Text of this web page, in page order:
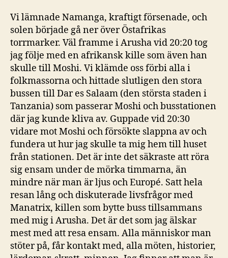
Vi lämnade Namanga, kraftigt försenade, och
solen började gå ner över Östafrikas
torrmarker. Väl framme i Arusha vid 20:20 tog
jag följe med en afrikansk kille som även han
skulle till Moshi. Vi klämde oss förbi alla i
folkmassorna och hittade slutligen den stora
bussen till Dar es Salaam (den största staden i
Tanzania) som passerar Moshi och busstationen
där jag kunde kliva av. Guppade vid 20:30
vidare mot Moshi och försökte slappna av och
fundera ut hur jag skulle ta mig hem till huset
från stationen. Det är inte det säkraste att röra
sig ensam under de mörka timmarna, än
mindre när man är ljus och Europé. Satt hela
resan lång och diskuterade livsfrågor med
Manatrix, killen som bytte buss tillsammans
med mig i Arusha. Det är det som jag älskar
mest med att resa ensam. Alla människor man
stöter på, får kontakt med, alla möten, historier,